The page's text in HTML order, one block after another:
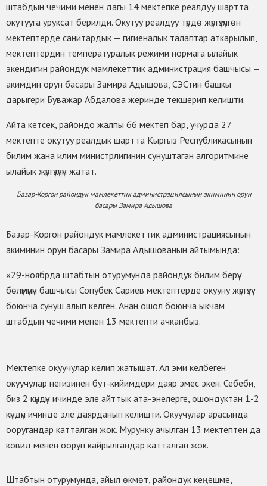
штабдын чечими менен дагы 14 мектепке реалдуу шартта
окутууга уруксат берилди. Окутуу реалдуу түрдө жүргүзүлгөн
мектептерде санитардык — гигиеналык талаптар аткарылып,
мектептердин температуралык режими нормага ылайык
экендигин райондук мамлекеттик администрация башчысы —
акимдин орун басары Замира Адышова, СЭСтин башкы
дарыгери Буважар Абдалова жеринде текшерип келишти.
Айта кетсек, райондо жалпы 66 мектеп бар, учурда 27
мектепте окутуу реалдык шартта Кыргыз Республикасынын
билим жана илим министрлигинин сунуштаган алгоритмине
ылайык жүргүзүлүп жатат.
Базар-Коргон райондук мамлекеттик администрациясынын акиминин орун
басары Замира Адышова
Базар-Коргон райондук мамлекеттик администрациясынын
акиминин орун басары Замира Адышованын айтымында:
«29-ноябрда штабтын отурумунда райондук билим берүү
бөлүмүнүн башчысы Сопубек Сариев мектептерде окууну жүргүзүү
боюнча сунуш алып келген. Анан ошол боюнча ыкчам
штабдын чечими менен 13 мектепти ачканбыз.
Мектепке окуучулар келип жатышат. Ал эми келбеген
окуучулар негизинен бут-кийимдери даяр эмес экен. Себеби,
биз 2 күндүн ичинде эле айттык ата-энелерге, ошондуктан 1-2
күндүн ичинде эле даярданып келишти. Окуучулар арасында
ооругандар катталган жок. Мурунку ачылган 13 мектептен да
ковид менен ооруп кайрылгандар катталган жок.
Штабтын отурумунда, айыл өкмөт, райондук кеңешме,